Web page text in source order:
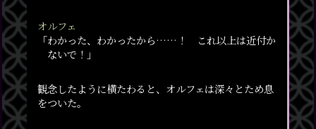
オルフェ
「わかった、わかったから……！ これ以上は近付か
ないで！」
観念したように横たわると、オルフェは深々とため息
をついた。